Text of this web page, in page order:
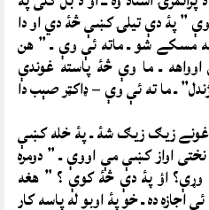
” پۀ دې تیلۍ کښې څۀ دي او دا
مسکے شو ـ ماته ئې وې ـ ” هن
ـ ما وې څۀ پاسته غوندې
ـ ما ته ئې وې – ډاکټر صېب دا
ما غونے زيګ زيګ شۀ ـ پۀ خله کښې
اواز کښې مې اووې ـ ” دومره
وړې؟ اؤ پۀ دې څۀ کوې ؟ ” هغه
اجازه ده ـ خو پۀ اوبو له پاسه کار